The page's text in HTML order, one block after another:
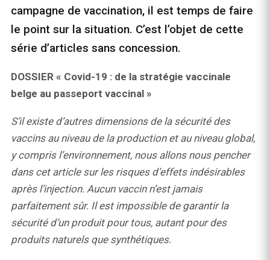
campagne de vaccination, il est temps de faire
le point sur la situation. C’est l’objet de cette
série d’articles sans concession.
DOSSIER « Covid-19 : de la stratégie vaccinale
belge au passeport vaccinal »
S’il existe d’autres dimensions de la sécurité des
vaccins au niveau de la production et au niveau global,
y compris l’environnement, nous allons nous pencher
dans cet article surles risques d’effets indésirables
après l’injection. Aucun vaccin n’est jamais
parfaitement sûr. Il est impossible de garantir la
sécurité d’un produit pour tous, autant pour des
produits naturels que synthétiques.